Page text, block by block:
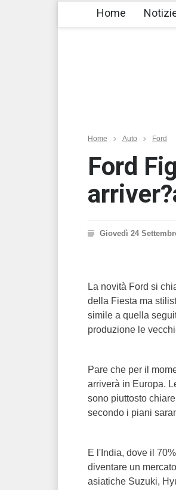
Home
Home Auto Ford
Ford
Giovedì 24
La novità Ford si
della Fiesta ma
simile a quella
produzione le
Pare che per il
arriverà in Europa.
sono piuttosto
secondo i piani
E l'India, dove il
diventare un
asiatiche Suzuki,